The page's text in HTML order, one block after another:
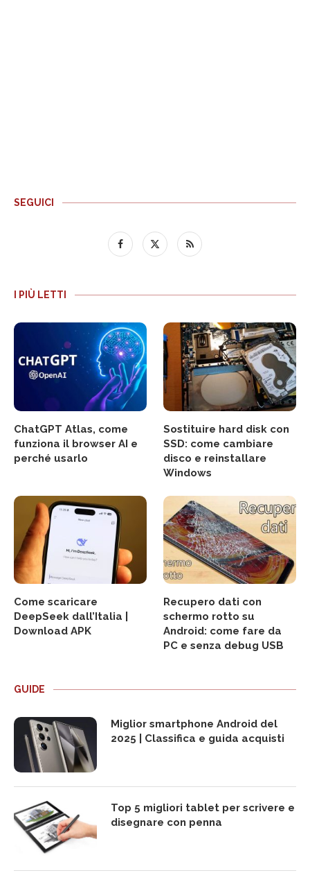
SEGUICI
I PIÙ LETTI
ChatGPT Atlas, come
funziona il browser AI e
perché usarlo
Sostituire hard disk con
SSD: come cambiare
disco e reinstallare
Windows
Come scaricare
DeepSeek dall’Italia |
Download APK
Recupero dati con
schermo rotto su
Android: come fare da
PC e senza debug USB
GUIDE
Miglior smartphone Android del
2025 | Classifica e guida acquisti
Top 5 migliori tablet per scrivere e
disegnare con penna